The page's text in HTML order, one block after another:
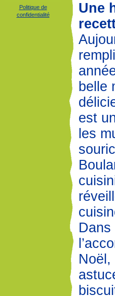
Politique de
confidentialité
Une
belle
est
les
Dans